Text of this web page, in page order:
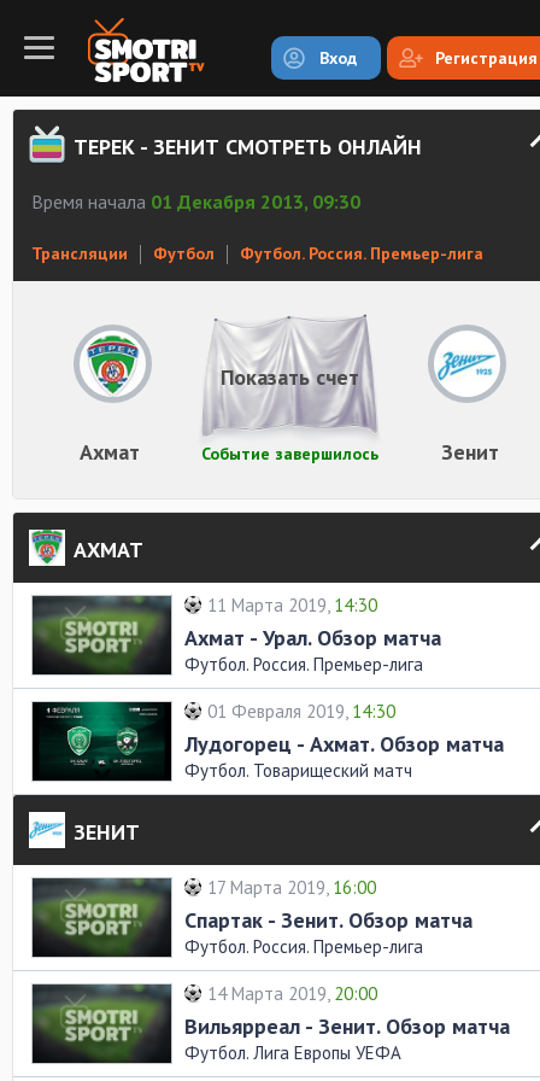
Вход Регистрация
ТЕРЕК - ЗЕНИТ СМОТРЕТЬ ОНЛАЙН
Время начала 01 Декабря 2013, 09:30
Трансляции Футбол Футбол. Россия. Премьер-лига
Ахмат Зенит
Событие завершилось
Показать счет
АХМАТ
11 Марта 2019, 14:30
Ахмат - Урал. Обзор матча
Футбол. Россия. Премьер-лига
01 Февраля 2019, 14:30
Лудогорец - Ахмат. Обзор матча
Футбол. Товарищеский матч
ЗЕНИТ
17 Марта 2019, 16:00
Спартак - Зенит. Обзор матча
Футбол. Россия. Премьер-лига
14 Марта 2019, 20:00
Вильярреал - Зенит. Обзор матча
Футбол. Лига Европы УЕФА